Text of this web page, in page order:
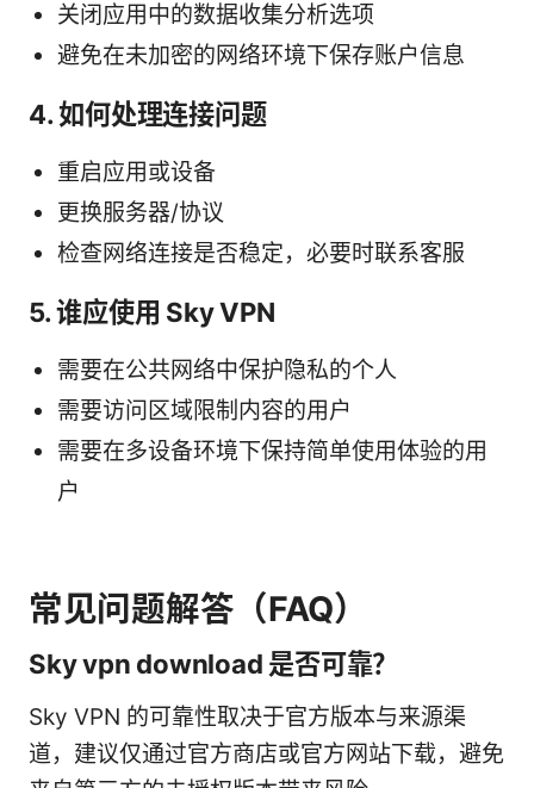
关闭应用中的数据收集分析选项
避免在未加密的网络环境下保存账户信息
4. 如何处理连接问题
重启应用或设备
更换服务器/协议
检查网络连接是否稳定，必要时联系客服
5. 谁应使用 Sky VPN
需要在公共网络中保护隐私的个人
需要访问区域限制内容的用户
需要在多设备环境下保持简单使用体验的用
户
常见问题解答（FAQ）
Sky vpn download 是否可靠？
Sky VPN 的可靠性取决于官方版本与来源渠
道，建议仅通过官方商店或官方网站下载，避免